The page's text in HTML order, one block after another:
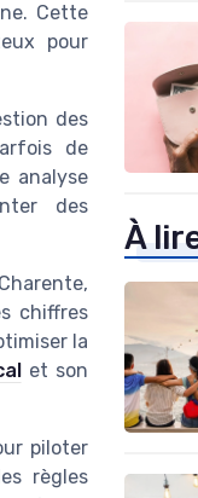
Cette
pour
des
de
analyse
des
chiffres
la
et son
piloter
règles
À